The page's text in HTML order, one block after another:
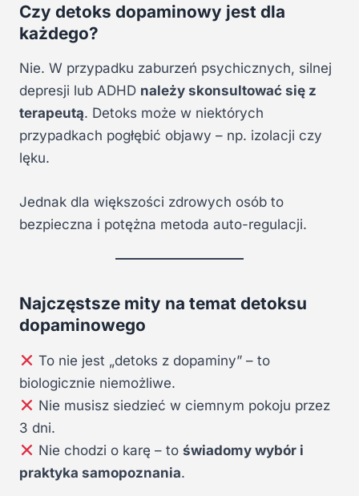
Czy detoks dopaminowy jest dla
każdego?
Nie. W przypadku zaburzeń psychicznych, silnej
depresji lub ADHD należy skonsultować się z
terapeutą. Detoks może w niektórych
przypadkach pogłębić objawy – np. izolacji czy
lęku.
Jednak dla większości zdrowych osób to
bezpieczna i potężna metoda auto-regulacji.
Najczęstsze mity na temat detoksu
dopaminowego
To nie jest „detoks z dopaminy” – to
biologicznie niemożliwe.
Nie musisz siedzieć w ciemnym pokoju przez
3 dni.
Nie chodzi o karę – toświadomy wybór i
praktyka samopoznania.